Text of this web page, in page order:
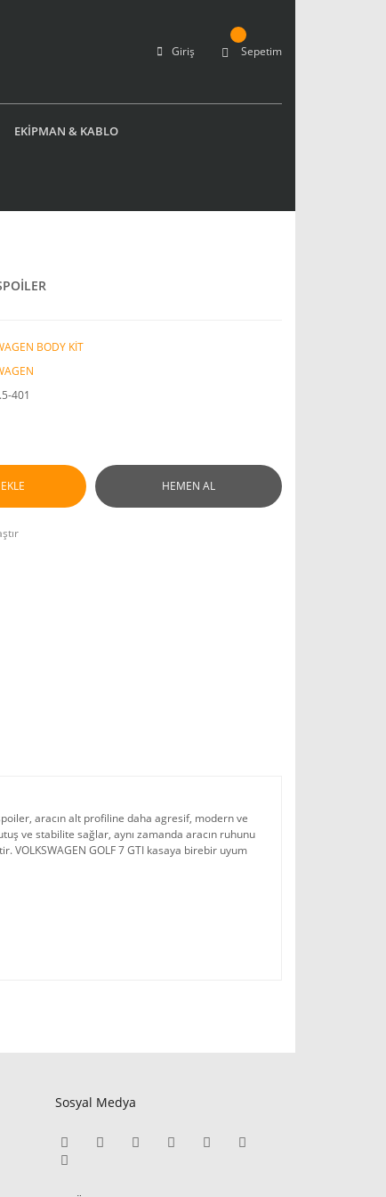
Giriş Sepetim
EKİPMAN & KABLO
BODY KİT
401
HEMEN AL
aracın alt profiline daha agresif, modern ve
ve stabilite sağlar, aynı zamanda aracın ruhunu
VOLKSWAGEN GOLF 7 GTI kasaya birebir uyum
Sosyal Medya